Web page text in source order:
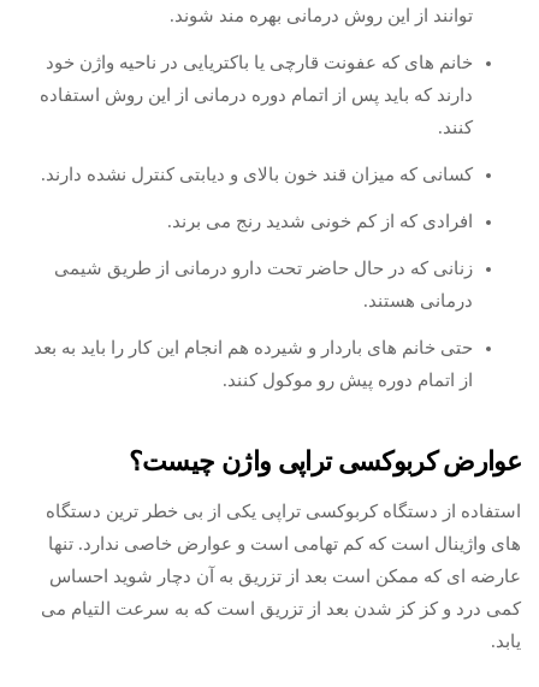
توانند از این روش درمانی بهره مند شوند.
خانم های که عفونت قارچی یا باکتریایی در ناحیه واژن خود
دارند که باید پس از اتمام دوره درمانی از این روش استفاده
کنند.
کسانی که میزان قند خون بالای و دیابتی کنترل نشده دارند.
افرادی که از کم خونی شدید رنج می برند.
زنانی که در حال حاضر تحت دارو درمانی از طریق شیمی
درمانی هستند.
حتی خانم های باردار و شیرده هم انجام این کار را باید به بعد
از اتمام دوره پیش رو موکول کنند.
عوارض کربوکسی تراپی واژن چیست؟
استفاده از دستگاه کربوکسی تراپی یکی از بی خطر ترین دستگاه
های واژینال است که کم تهامی است و عوارض خاصی ندارد. تنها
عارضه ای که ممکن است بعد از تزریق به آن دچار شوید احساس
کمی درد و کز کز شدن بعد از تزریق است که به سرعت التیام می
یابد.